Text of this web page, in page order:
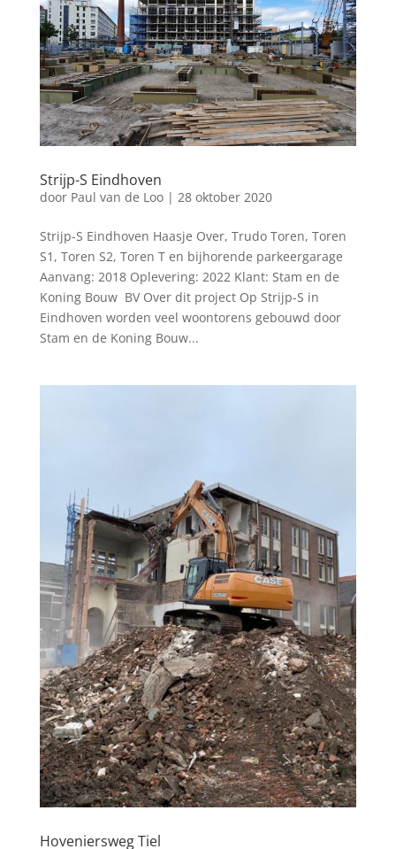
Strijp-S Eindhoven
door Paul van de Loo| 28 oktober 2020
Strijp-S Eindhoven Haasje Over, Trudo Toren, Toren
S1, Toren S2, Toren T en bijhorende parkeergarage
Aanvang: 2018 Oplevering: 2022 Klant: Stam en de
Koning Bouw BV Over dit project Op Strijp-S in
Eindhoven worden veel woontorens gebouwd door
Stam en de Koning Bouw...
Hoveniersweg Tiel